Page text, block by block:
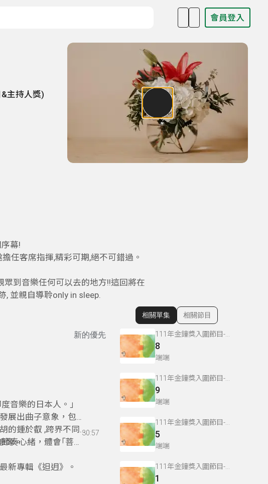
會員登入
主持人獎)
幕!
任客席指揮,精彩可期,絕不可錯過。
到音樂任何可以去的地方!!這回將在
, 並親自導聆only in sleep.
新的優先
音樂的日本人。｣
展出曲子意象，包括
的鍾於叡 ,跨界不同
像。
奏心緒，體會｢菩花
新專輯《𨑨迌》。
30:57
顯示相關單集
相關單集 相關節目
111年金鐘獎入圍節目-世界夢想表演廳(藝術文化節目&主持人獎)
8
端端
111年金鐘獎入圍節目-世界夢想表演廳(藝術文化節目&主持人獎)
9
端端
111年金鐘獎入圍節目-世界夢想表演廳(藝術文化節目&主持人獎)
5
端端
111年金鐘獎入圍節目-世界夢想表演廳(藝術文化節目&主持人獎)
1